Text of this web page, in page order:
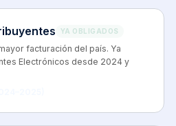
YA OBLIGADOS
facturación del país. Ya
Electrónicos desde 2024 y